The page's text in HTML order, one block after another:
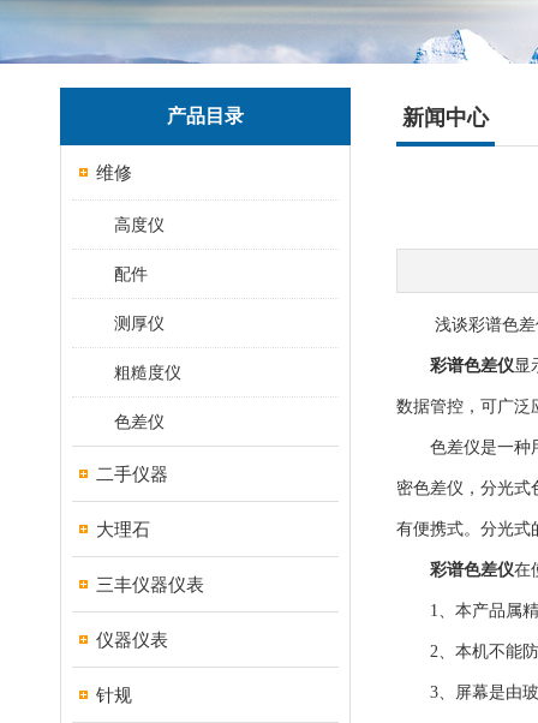
产品目录
维修
高度仪
配件
测厚仪
粗糙度仪
色差仪
二手仪器
大理石
三丰仪器仪表
仪器仪表
针规
新闻中心
浅谈彩谱色差
彩谱色差仪显
数据管控，可广泛
色差仪是一种用
密色差仪，分光式
有便携式。分光式
彩谱色差仪在
1、本产品属精
2、本机不能防
3、屏幕是由玻